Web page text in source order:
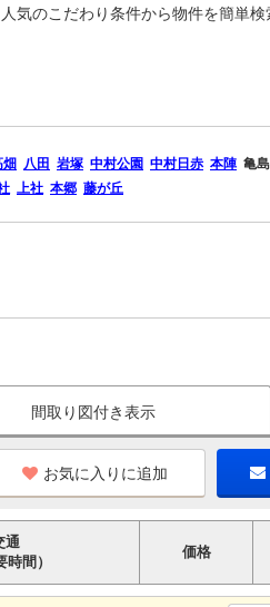
気のこだわり条件から物件を簡単
八田 岩塚 中村公園 中村日赤 本陣 亀島
上社 本郷 藤が丘
間取り図付き表示
お気に入りに追加
通
時間）
価格